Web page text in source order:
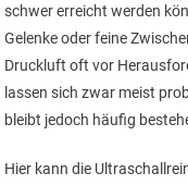
schwer erreicht werden
Gelenke oder feine
Druckluft oft vor
lassen sich zwar meist
bleibt jedoch häufig
Hier kann die